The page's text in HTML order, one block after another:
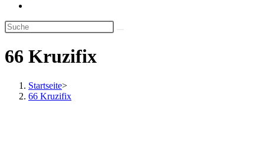
umschalten
66 Kruzifix
Startseite>
66 Kruzifix